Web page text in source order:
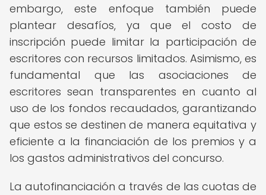
embargo, este enfoque también puede
plantear desafíos, ya que el costo de
inscripción puede limitar la participación de
escritores con recursos limitados. Asimismo, es
fundamental que las asociaciones de
escritores sean transparentes en cuanto al
uso de los fondos recaudados, garantizando
que estos se destinen de manera equitativa y
eficiente a la financiación de los premios y a
los gastos administrativos del concurso.
La autofinanciación a través de las cuotas de